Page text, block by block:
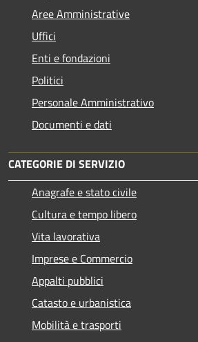
Aree Amministrative
Uffici
Enti e fondazioni
Politici
Personale Amministrativo
Documenti e dati
CATEGORIE DI SERVIZIO
Anagrafe e stato civile
Cultura e tempo libero
Vita lavorativa
Imprese e Commercio
Appalti pubblici
Catasto e urbanistica
Mobilità e trasporti